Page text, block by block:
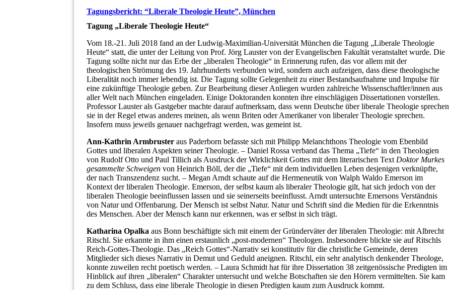
Tagungsbericht: “Liberale Theologie Heute”, München
Tagung „Liberale Theologie Heute“
Vom 18.-21. Juli 2018 fand an der Ludwig-Maximilian-Universität München die Tagung „Liberale Theologie
Heute“ statt, die unter der Leitung von Prof. Jörg Lauster von der Evangelischen Fakultät veranstaltet wurde. Die
Tagung sollte nicht nur das Erbe der „liberalen Theologie“ in Erinnerung rufen, das vor allem mit der
theologischen Strömung des 19. Jahrhunderts verbunden wird, sondern auch aufzeigen, dass diese theologische
Liberalität noch immer lebendig ist. Die Tagung sollte Gelegenheit zu einer Bestandsaufnahme und Impulse für
eine zukünftige Theologie geben. Zur Bearbeitung dieser Anliegen wurden zahlreiche Wissenschaftler/innen aus
aller Welt nach München eingeladen. Einige Doktoranden konnten ihre einschlägigen Dissertationen vorstellen.
Professor Lauster als Gastgeber machte darauf aufmerksam, dass wenn Deutsche über liberale Theologie sprechen
sie in der Regel etwas anderes meinen, als wenn Briten oder Amerikaner von liberaler Theologie sprechen.
Insofern muss jeweils genauer nachgefragt werden, was gemeint ist.
Ann-Kathrin Armbruster aus Paderborn befasste sich mit Philipp Melanchthons Theologie vom Ebenbild
Gottes und liberalen Aspekten seiner Theologie. – Daniel Rossa verband das Thema „Tiefe“ in den Theologien
von Rudolf Otto und Paul Tillich als Ausdruck der Wirklichkeit Gottes mit dem literarischen Text Doktor Murkes
gesammelte Schweigen von Heinrich Böll, der die „Tiefe“ mit dem individuellen Leben desjenigen verknüpfte,
der nach Transzendenz sucht. – Megan Arndt schaute auf die Hermeneutik von Walph Waldo Emerson im
Kontext der liberalen Theologie. Emerson, der selbst kaum als liberaler Theologie gilt, hat sich jedoch von der
liberalen Theologie beeinflussen lassen und sie seinerseits beeinflusst. Arndt untersuchte Emersons Verständnis
von Natur und Offenbarung. Der Mensch ist selbst Natur. Natur und Schrift sind die Medien für die Erkenntnis
des Menschen. Aber der Mensch kann nur erkennen, was er selbst in sich trägt.
Katharina Opalka aus Bonn beschäftigte sich mit einem der Gründerväter der liberalen Theologie: mit Albrecht
Ritschl. Sie erkannte in ihm einen erstaunlich „post-modernen“ Theologen. Insbesondere blickte sie auf Ritschls
Reich-Gottes-Theologie. Das „Reich Gottes“-Narrativ sei konstitutiv für die christliche Gemeinde, deren
Mitglieder sich dieses Narrativ in Demut und Geduld aneignen. Ritschl, ein sehr analytisch denkender Theologe,
konnte zuweilen recht poetisch werden. – Laura Schmidt hat für ihre Dissertation 38 zeitgenössische Predigten im
Hinblick auf ihren „liberalen“ Charakter untersucht und welche Botschaften sie den Hörern vermittelten. Sie kam
zu dem Schluss, dass eine liberale Theologie in diesen Predigten kaum zum Ausdruck kommt.